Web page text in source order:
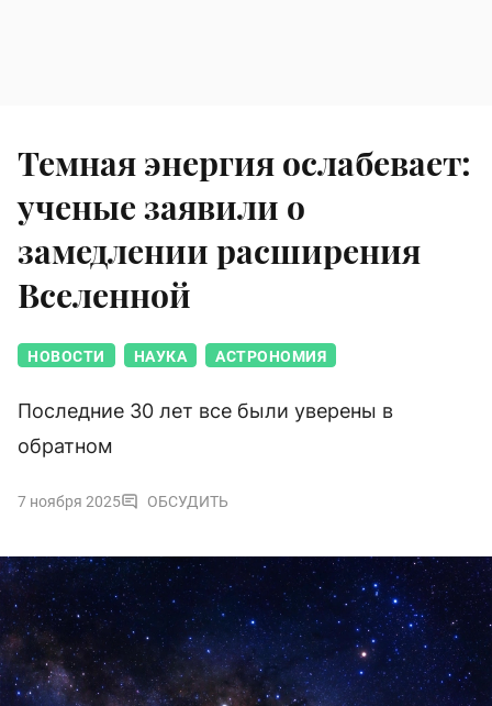
Темная энергия ослабевает:
ученые заявили о
замедлении расширения
Вселенной
НОВОСТИ НАУКА АСТРОНОМИЯ
Последние 30 лет все были уверены в
обратном
7 ноября 2025 ОБСУДИТЬ